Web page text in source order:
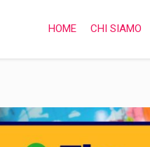
HOME CHI SIAMO